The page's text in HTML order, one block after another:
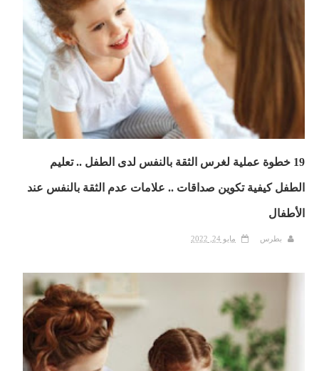
19 خطوة عملية لغرس الثقة بالنفس لدى الطفل .. تعليم
الطفل كيفية تكوين صداقات .. علامات عدم الثقة بالنفس عند
الأطفال
بطرس مايو 24, 2022